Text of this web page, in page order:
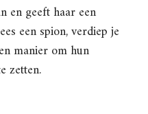
en geeft haar een
een spion, verdiep je
manier om hun
zetten.